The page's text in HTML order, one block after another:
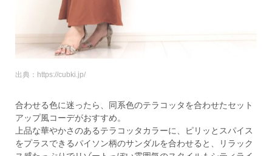
出典：https://cubki.jp/
合わせる色に迷ったら、同系色のテラコッタを合わせたセット
アップ風コーデがおすすめ。
上品な華やかさのあるテラコッタカラーに、ピリッとスパイス
をプラスできるパイソン柄のサンダルを合わせると、リラック